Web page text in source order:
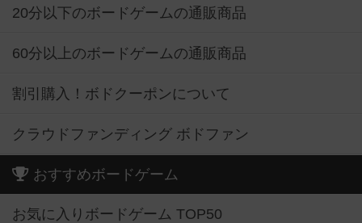
20分以下のボードゲームの通販商品
60分以上のボードゲームの通販商品
割引購入！ボドクーポンについて
クラウドファンディング ボドファン
おすすめボードゲーム
お気に入りボードゲーム TOP50